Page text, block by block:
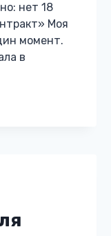
нет 18
Моя
момент.
в